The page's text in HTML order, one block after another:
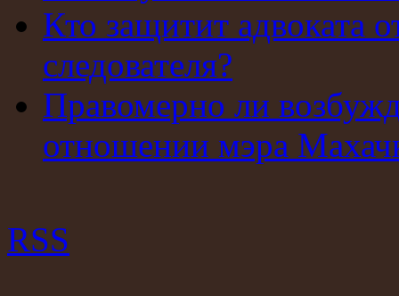
Кто защитит адвоката
следователя?
Правомерно ли
отношении мэра
RSS